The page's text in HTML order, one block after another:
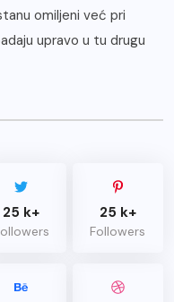
omiljeni već pri
upravo u tu drugu
25 k+ 25 k+
Followers